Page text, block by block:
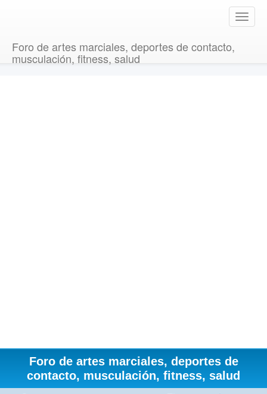
T
o
Foro de artes marciales, deportes de contacto,
musculación, fitness, salud
Foro de artes marciales, deportes de
contacto, musculación, fitness, salud